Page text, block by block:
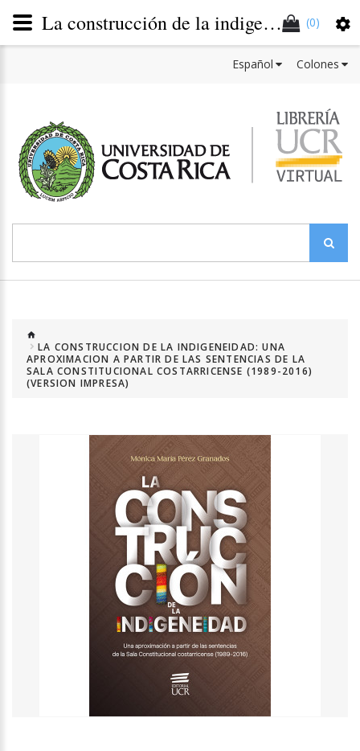
(0)
Colones
Español
LA CONSTRUCCION DE LA INDIGENEIDAD: UNA
APROXIMACION A PARTIR DE LAS SENTENCIAS DE LA
SALA CONSTITUCIONAL COSTARRICENSE (1989-2016)
(VERSION IMPRESA)
La construcción de la indigeneidad. Una aproximación a partir de las sentencias de la Sala Constitucional costarricense (1989-2016) (versión impresa)